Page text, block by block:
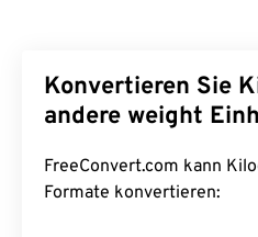
Konvertieren Sie
andere weight
FreeConvert.com kann
Formate konvertieren: